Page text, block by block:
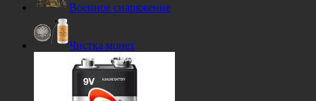
Военное снаряжение
Чистка монет